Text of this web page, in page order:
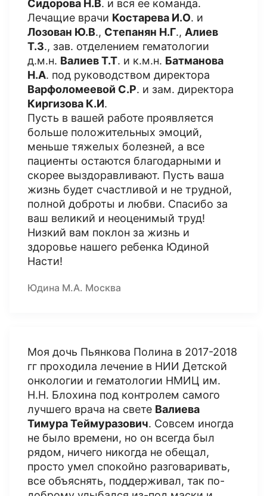
Сидорова Н.В. и вся ее команда.
Лечащие врачи Костарева И.О. и
Лозован Ю.В., Степанян Н.Г., Алиев
Т.З., зав. отделением гематологии
д.м.н. Валиев Т.Т. и к.м.н. Батманова
Н.А. под руководством директора
Варфоломеевой С.Р. и зам. директора
Киргизова К.И.
Пусть в вашей работе проявляется
больше положительных эмоций,
меньше тяжелых болезней, а все
пациенты остаются благодарными и
скорее выздоравливают. Пусть ваша
жизнь будет счастливой и не трудной,
полной доброты и любви. Спасибо за
ваш великий и неоценимый труд!
Низкий вам поклон за жизнь и
здоровье нашего ребенка Юдиной
Насти!
Юдина М.А. Москва
Моя дочь Пьянкова Полина в 2017-2018
гг проходила лечение в НИИ Детской
онкологии и гематологии НМИЦ им.
Н.Н. Блохина под контролем самого
лучшего врача на свете Валиева
Тимура Теймуразович. Совсем иногда
не было времени, но он всегда был
рядом, ничего никогда не обещал,
просто умел спокойно разговаривать,
все объяснять, поддерживал, так по-